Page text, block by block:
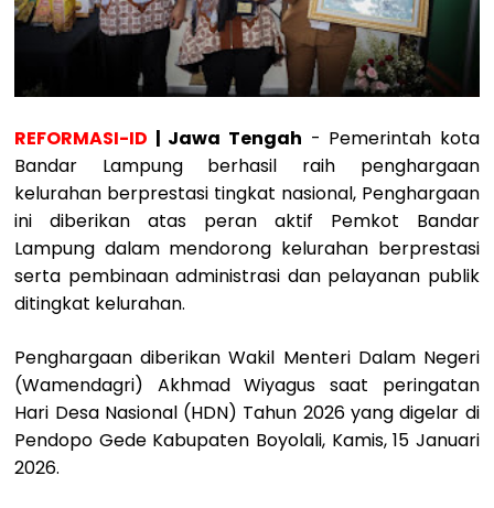
REFORMASI-ID | Jawa Tengah - Pemerintah kota
Bandar Lampung berhasil raih penghargaan
kelurahan berprestasi tingkat nasional, Penghargaan
ini diberikan atas peran aktif Pemkot Bandar
Lampung dalam mendorong kelurahan berprestasi
serta pembinaan administrasi dan pelayanan publik
ditingkat kelurahan.
Penghargaan diberikan Wakil Menteri Dalam Negeri
(Wamendagri) Akhmad Wiyagus saat peringatan
Hari Desa Nasional (HDN) Tahun 2026 yang digelar di
Pendopo Gede Kabupaten Boyolali, Kamis, 15 Januari
2026.